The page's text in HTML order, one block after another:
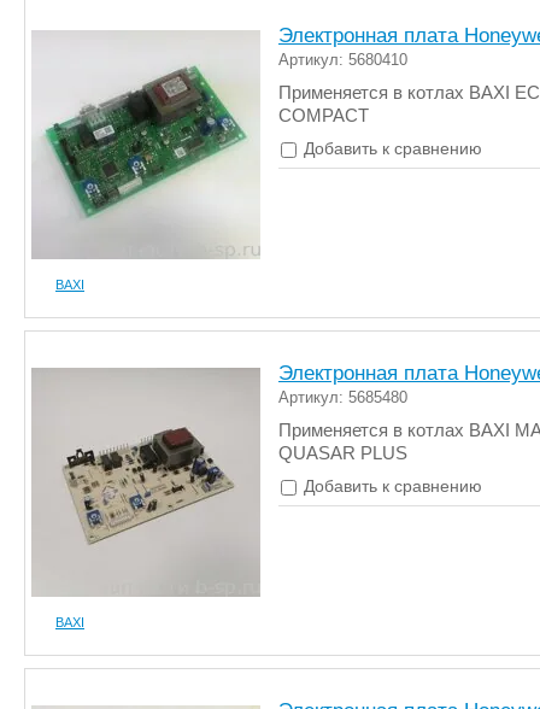
BAXI
Электронная плата
Артикул: 5680410
Применяется в котлах BAXI
COMPACT
Добавить к сравнению
BAXI
Электронная плата
Артикул: 5685480
Применяется в котлах BAXI
QUASAR PLUS
Добавить к сравнению